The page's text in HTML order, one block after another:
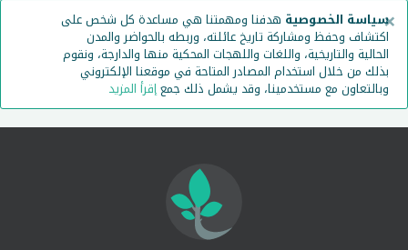
سياسة الخصوصية هدفنا ومهمتنا هي مساعدة كل شخص على
اكتشاف وحفظ ومشاركة تاريخ عائلته، وربطه بالحواضر والمدن
الحالية والتاريخية، واللغات واللهجات المحكية منها والدارجة، ونقوم
بذلك من خلال استخدام المصادر المتاحة في موقعنا الإلكتروني
وبالتعاون مع مستخدمينا، وقد يشمل ذلك جمعإقرأ المزيد
×